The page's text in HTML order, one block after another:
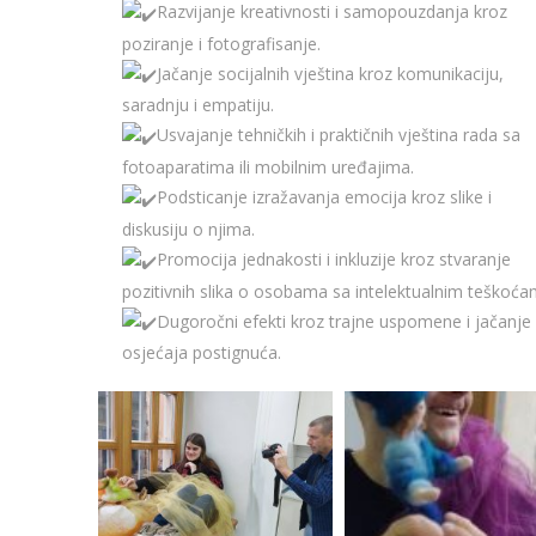
Razvijanje kreativnosti i samopouzdanja kroz
poziranje i fotografisanje.
Jačanje socijalnih vještina kroz komunikaciju,
saradnju i empatiju.
Usvajanje tehničkih i praktičnih vještina rada sa
fotoaparatima ili mobilnim uređajima.
Podsticanje izražavanja emocija kroz slike i
diskusiju o njima.
Promocija jednakosti i inkluzije kroz stvaranje
pozitivnih slika o osobama sa intelektualnim
Dugoročni efekti kroz trajne uspomene i jačanje
osjećaja postignuća.